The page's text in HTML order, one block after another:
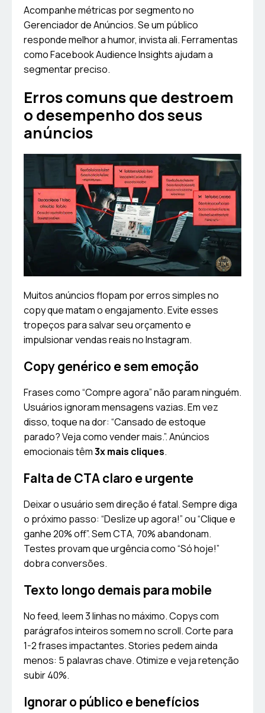
Acompanhe métricas por segmento no
Gerenciador de Anúncios. Se um público
responde melhor a humor, invista ali. Ferramentas
como Facebook Audience Insights ajudam a
segmentar preciso.
Erros comuns que destroem
o desempenho dos seus
anúncios
Muitos anúncios flopam por erros simples no
copy que matam o engajamento. Evite esses
tropeços para salvar seu orçamento e
impulsionar vendas reais no Instagram.
Copy genérico e sem emoção
Frases como “Compre agora” não param ninguém.
Usuários ignoram mensagens vazias. Em vez
disso, toque na dor: “Cansado de estoque
parado? Veja como vender mais.”. Anúncios
emocionais têm3x mais cliques.
Falta de CTA claro e urgente
Deixar o usuário sem direção é fatal. Sempre diga
o próximo passo: “Deslize up agora!” ou “Clique e
ganhe 20% off”. Sem CTA, 70% abandonam.
Testes provam que urgência como “Só hoje!”
dobra conversões.
Texto longo demais para mobile
No feed, leem 3 linhas no máximo. Copys com
parágrafos inteiros somem no scroll. Corte para
1-2 frases impactantes. Stories pedem ainda
menos: 5 palavras chave. Otimize e veja retenção
subir 40%.
Ignorar o público e benefícios